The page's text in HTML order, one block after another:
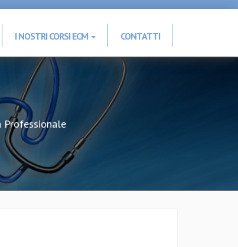
I NOSTRI CORSI ECM CONTATTI
Professionale